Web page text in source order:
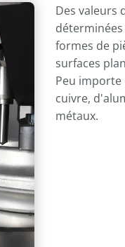
Des valeurs
formes de
surfaces
Peu importe
cuivre,
métaux.